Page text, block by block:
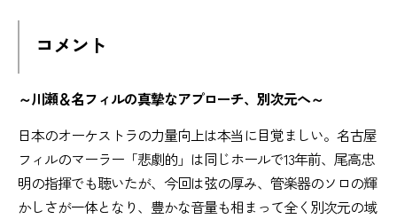
コメント
～川瀬＆名フィルの真摯なアプローチ、別次元へ～
日本のオーケストラの力量向上は本当に目覚ましい。名古屋
フィルのマーラー「悲劇的」は同じホールで13年前、尾高忠
明の指揮でも聴いたが、今回は弦の厚み、管楽器のソロの輝
かしさが一体となり、豊かな音量も相まって全く別次元の域